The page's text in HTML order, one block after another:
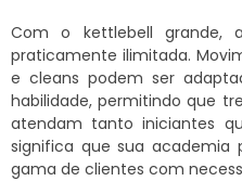
Com o kettlebell grande,
praticamente ilimitada.
e cleans podem ser
habilidade, permitindo que
atendam tanto iniciantes
significa que sua academia
gama de clientes com